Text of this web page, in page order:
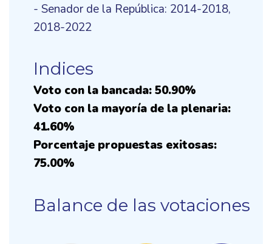
- Senador de la República: 2014-2018,
2018-2022
Indices
Voto con la bancada: 50.90%
Voto con la mayoría de la plenaria:
41.60%
Porcentaje propuestas exitosas:
75.00%
Balance de las votaciones